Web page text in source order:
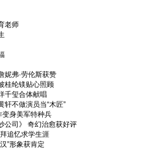
老师
妮弗·劳伦斯获赞
桂纶镁贴心照顾
千玺合体献唱
轩不做演员当“木匠”
变身美军特种兵
公司》 奇幻治愈获好评
追忆求学生涯
”形象获肯定